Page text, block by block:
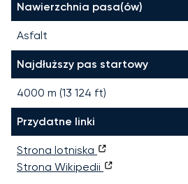
Nawierzchnia pasa(ów)
Asfalt
Najdłuższy pas startowy
4000 m (13 124 ft)
Przydatne linki
Strona lotniska
Strona Wikipedii